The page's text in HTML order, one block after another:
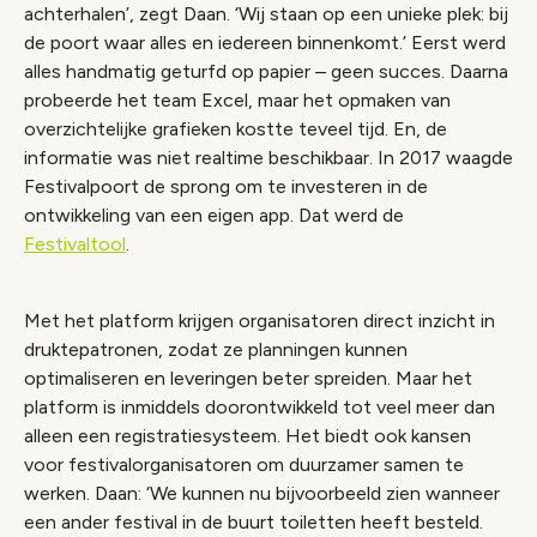
achterhalen’, zegt Daan. ‘Wij staan op een unieke plek: bij
de poort waar alles en iedereen binnenkomt.’ Eerst werd
alles handmatig geturfd op papier – geen succes. Daarna
probeerde het team Excel, maar het opmaken van
overzichtelijke grafieken kostte teveel tijd. En, de
informatie was niet realtime beschikbaar. In 2017 waagde
Festivalpoort de sprong om te investeren in de
ontwikkeling van een eigen app. Dat werd de
Festivaltool
Met het platform krijgen organisatoren direct inzicht in
druktepatronen, zodat ze planningen kunnen
optimaliseren en leveringen beter spreiden. Maar het
platform is inmiddels doorontwikkeld tot veel meer dan
alleen een registratiesysteem. Het biedt ook kansen
voor festivalorganisatoren om duurzamer samen te
werken. Daan: ‘We kunnen nu bijvoorbeeld zien wanneer
een ander festival in de buurt toiletten heeft besteld.